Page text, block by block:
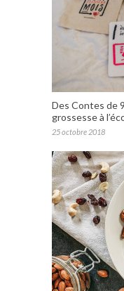
Des Contes de
grossesse à
25 octobre 2018